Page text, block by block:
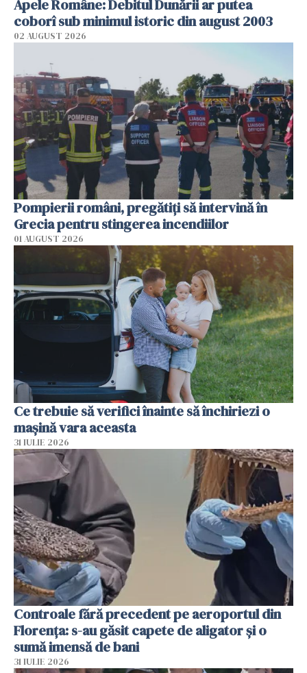
Apele Române: Debitul Dunării ar putea
coborî sub minimul istoric din august 2003
02 AUGUST 2026
Pompierii români, pregătiţi să intervină în
Grecia pentru stingerea incendiilor
01 AUGUST 2026
Ce trebuie să verifici înainte să închiriezi o
mașină vara aceasta
31 IULIE 2026
Controale fără precedent pe aeroportul din
Florența: s-au găsit capete de aligator și o
sumă imensă de bani
31 IULIE 2026